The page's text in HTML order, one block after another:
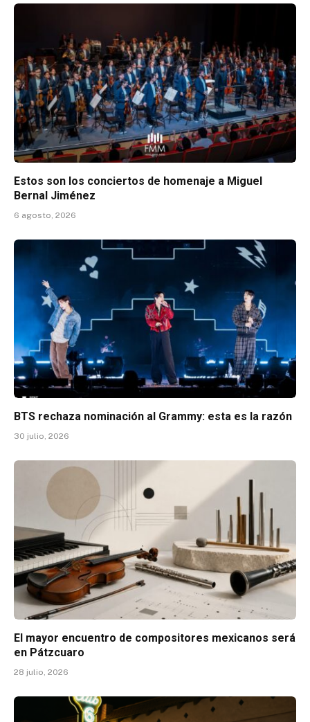
Estos son los conciertos de homenaje a Miguel
Bernal Jiménez
6 agosto, 2026
BTS rechaza nominación al Grammy: esta es la razón
30 julio, 2026
El mayor encuentro de compositores mexicanos será
en Pátzcuaro
28 julio, 2026